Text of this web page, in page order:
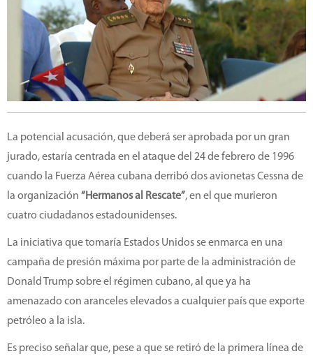
La potencial acusación, que deberá ser aprobada por un gran
jurado, estaría centrada en el ataque del 24 de febrero de 1996
cuando la Fuerza Aérea cubana derribó dos avionetas Cessna de
la organización “Hermanos al Rescate”, en el que murieron
cuatro ciudadanos estadounidenses.
La iniciativa que tomaría Estados Unidos se enmarca en una
campaña de presión máxima por parte de la administración de
Donald Trump sobre el régimen cubano, al que ya ha
amenazado con aranceles elevados a cualquier país que exporte
petróleo a la isla.
Es preciso señalar que, pese a que se retiró de la primera línea de